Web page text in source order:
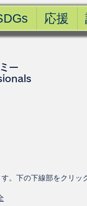
応援
ー
。下の下線部をクリッ